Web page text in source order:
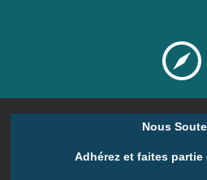
Nous
Adhérez et faites partie